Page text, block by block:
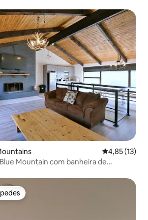
4,85 de uma
4,85 (13)
Mountain com banheira de